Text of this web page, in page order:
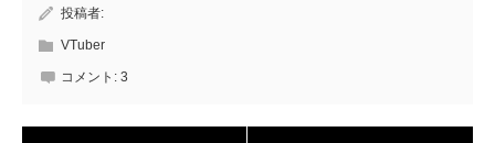
投稿者:
VTuber
コメント: 3